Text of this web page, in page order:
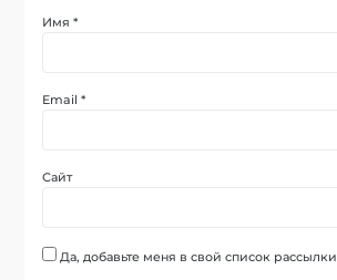
Имя*
Email*
Сайт
Да, добавьте меня в свой список рассылки